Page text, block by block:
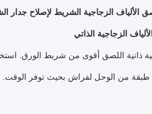
الزجاجية الذاتي
ذاتية اللصق أقوى من شريط الورق.
طبقة من الوحل لفراش بحيث توفر الوقت.